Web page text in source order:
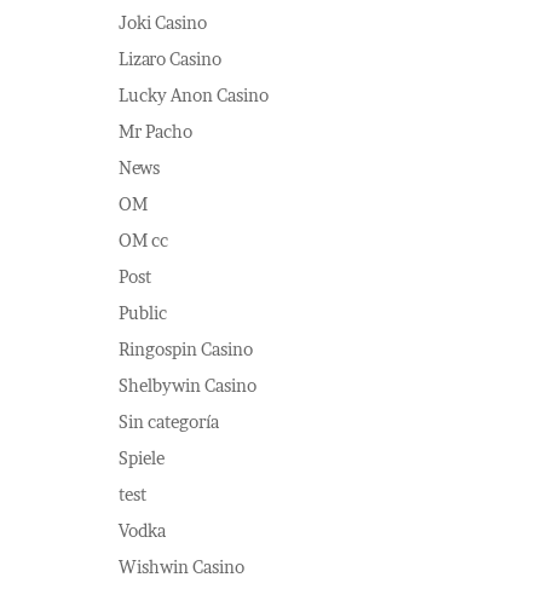
Joki Casino
Lizaro Casino
Lucky Anon Casino
Mr Pacho
News
OM
OM cc
Post
Public
Ringospin Casino
Shelbywin Casino
Sin categoría
Spiele
test
Vodka
Wishwin Casino